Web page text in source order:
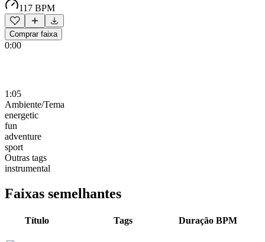
117 BPM
Comprar faixa
0:00
1:05
Ambiente/Tema
energetic
fun
adventure
sport
Outras tags
instrumental
Faixas semelhantes
Título Tags Duração BPM